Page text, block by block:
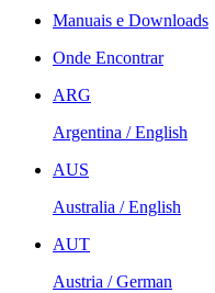
Manuais e Downloads
Onde Encontrar
ARG
Argentina / English
AUS
Australia / English
AUT
Austria / German